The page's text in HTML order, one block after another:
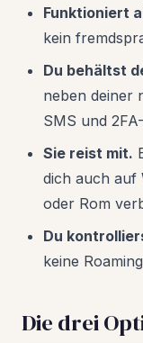
Funktioniert
kein
Du behältst
neben deiner
SMS und
Sie reist mit.
dich auch auf
oder Rom
Du
keine
Die drei